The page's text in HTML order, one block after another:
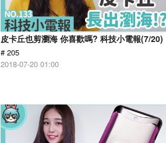
皮卡丘也剪瀏海 你喜歡嗎? 科技小電報(7/20)
# 205
2018-07-20 01:00